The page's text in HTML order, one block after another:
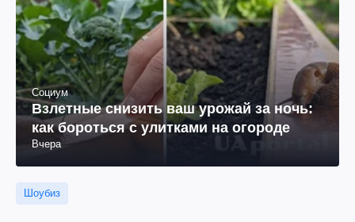
Социум
Взлетные снизить ваш урожай за ночь:
как бороться с улитками на огороде
Вчера
Шоубиз